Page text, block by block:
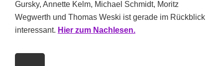
Gursky, Annette Kelm, Michael Schmidt, Moritz
Wegwerth und Thomas Weski ist gerade im Rückblick
interessant. Hier zum Nachlesen.